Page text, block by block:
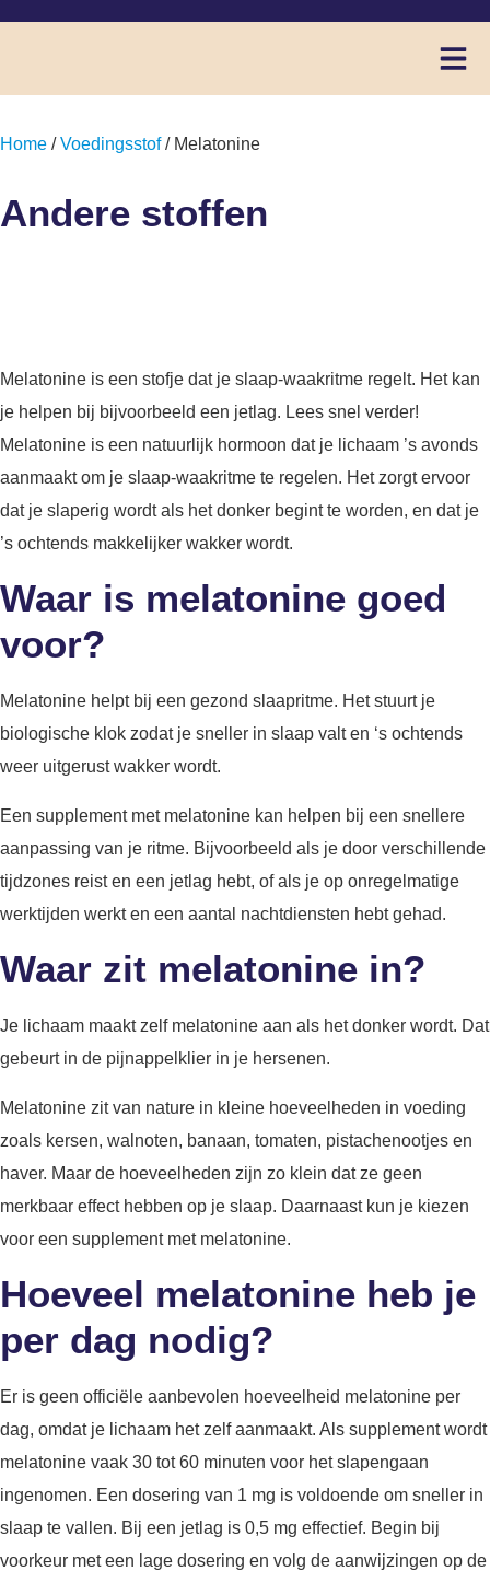
Home /Voedingsstof/ Melatonine
Andere stoffen
Melatonine is een stofje dat je slaap-waakritme regelt. Het kan
je helpen bij bijvoorbeeld een jetlag. Lees snel verder!
Melatonine is een natuurlijk hormoon dat je lichaam ’s avonds
aanmaakt om je slaap-waakritme te regelen. Het zorgt ervoor
dat je slaperig wordt als het donker begint te worden, en dat je
’s ochtends makkelijker wakker wordt.
Waar is melatonine goed
voor?
Melatonine helpt bij een gezond slaapritme. Het stuurt je
biologische klok zodat je sneller in slaap valt en ‘s ochtends
weer uitgerust wakker wordt.
Een supplement met melatonine kan helpen bij een snellere
aanpassing van je ritme. Bijvoorbeeld als je door verschillende
tijdzones reist en een jetlag hebt, of als je op onregelmatige
werktijden werkt en een aantal nachtdiensten hebt gehad.
Waar zit melatonine in?
Je lichaam maakt zelf melatonine aan als het donker wordt. Dat
gebeurt in de pijnappelklier in je hersenen.
Melatonine zit van nature in kleine hoeveelheden in voeding
zoals kersen, walnoten, banaan, tomaten, pistachenootjes en
haver. Maar de hoeveelheden zijn zo klein dat ze geen
merkbaar effect hebben op je slaap. Daarnaast kun je kiezen
voor een supplement met melatonine.
Hoeveel melatonine heb je
per dag nodig?
Er is geen officiële aanbevolen hoeveelheid melatonine per
dag, omdat je lichaam het zelf aanmaakt. Als supplement wordt
melatonine vaak 30 tot 60 minuten voor het slapengaan
ingenomen. Een dosering van 1 mg is voldoende om sneller in
slaap te vallen. Bij een jetlag is 0,5 mg effectief. Begin bij
voorkeur met een lage dosering en volg de aanwijzingen op de